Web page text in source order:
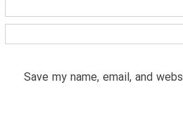
Save my name, email, and